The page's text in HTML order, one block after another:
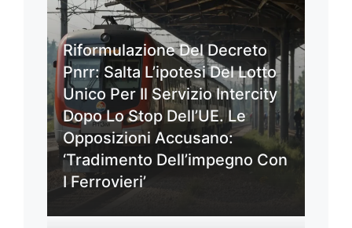
Riformulazione Del Decreto
Pnrr: Salta L’ipotesi Del Lotto
Unico Per Il Servizio Intercity
Dopo Lo Stop Dell’UE. Le
Opposizioni Accusano:
‘Tradimento Dell’impegno Con
I Ferrovieri’